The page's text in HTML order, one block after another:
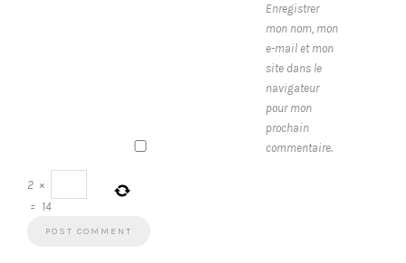
Enregistrer
mon nom, mon
e-mail et mon
site dans le
navigateur
pour mon
prochain
commentaire.
2 ×
= 14